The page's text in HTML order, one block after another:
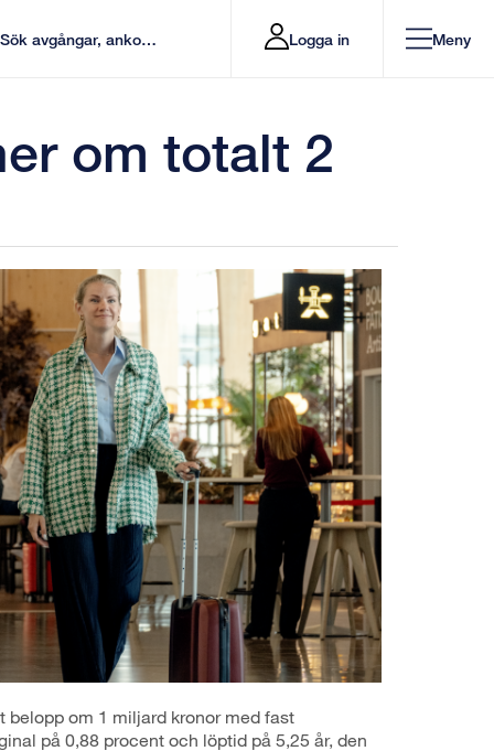
Logga in Meny
om totalt 2
belopp om 1 miljard kronor med fast
på 0,88 procent och löptid på 5,25 år, den